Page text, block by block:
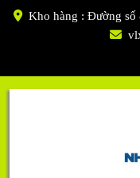
Skip
Kho hàng : Đường số